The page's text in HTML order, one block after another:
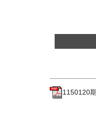
1150120